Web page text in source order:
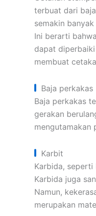
terbuat dari
semakin
Ini berarti
dapat
membuat
Baja perkakas
Baja perkakas
gerakan
mengutamakan
Karbit
Karbida, seperti
Karbida juga
Namun,
merupakan